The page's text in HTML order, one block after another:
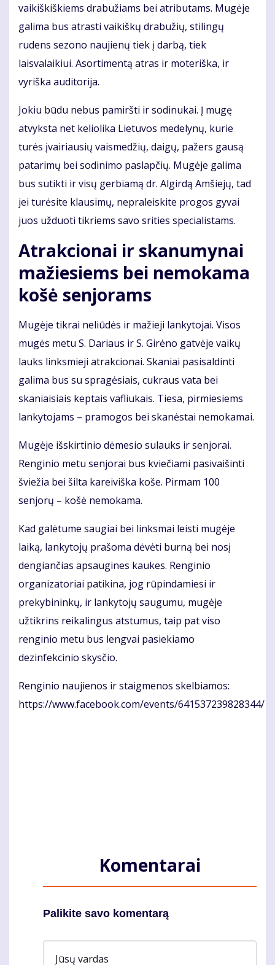
vaikiškiškiems drabužiams bei atributams. Mugėje
galima bus atrasti vaikiškų drabužių, stilingų
rudens sezono naujienų tiek į darbą, tiek
laisvalaikiui. Asortimentą atras ir moteriška, ir
vyriška auditorija.
Jokiu būdu nebus pamiršti ir sodinukai. Į mugę
atvyksta net keliolika Lietuvos medelynų, kurie
turės įvairiausių vaismedžių, daigų, pažers gausą
patarimų bei sodinimo paslapčių. Mugėje galima
bus sutikti ir visų gerbiamą dr. Algirdą Amšiejų, tad
jei turėsite klausimų, nepraleiskite progos gyvai
juos užduoti tikriems savo srities specialistams.
Atrakcionai ir skanumynai
mažiesiems bei nemokama
košė senjorams
Mugėje tikrai neliūdės ir mažieji lankytojai. Visos
mugės metu S. Dariaus ir S. Girėno gatvėje vaikų
lauks linksmieji atrakcionai. Skaniai pasisaldinti
galima bus su spragėsiais, cukraus vata bei
skaniaisiais keptais vafliukais. Tiesa, pirmiesiems
lankytojams – pramogos bei skanėstai nemokamai.
Mugėje išskirtinio dėmesio sulauks ir senjorai.
Renginio metu senjorai bus kviečiami pasivaišinti
šviežia bei šilta kareiviška koše. Pirmam 100
senjorų – košė nemokama.
Kad galėtume saugiai bei linksmai leisti mugėje
laiką, lankytojų prašoma dėvėti burną bei nosį
dengiančias apsaugines kaukes. Renginio
organizatoriai patikina, jog rūpindamiesi ir
prekybininkų, ir lankytojų saugumu, mugėje
užtikrins reikalingus atstumus, taip pat viso
renginio metu bus lengvai pasiekiamo
dezinfekcinio skysčio.
Renginio naujienos ir staigmenos skelbiamos:
https://www.facebook.com/events/641537239828344/
Komentarai
Palikite savo komentarą
Jūsų vardas